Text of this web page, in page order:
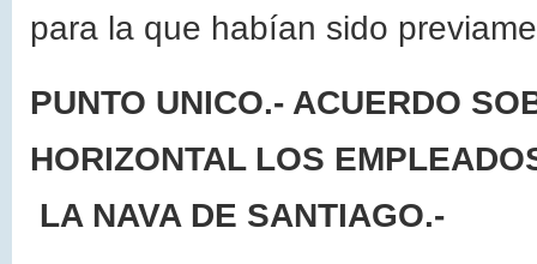
para la que habían sido
PUNTO UNICO.- ACUERDO
HORIZONTAL LOS
LA NAVA DE SANTIAGO.-